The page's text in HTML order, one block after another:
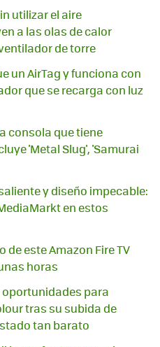
utilizar el aire
a las olas de calor
de torre
un AirTag y funciona con
que se recarga con luz
consola que tiene
'Metal Slug', 'Samurai
y diseño impecable:
en estos
este Amazon Fire TV
horas
oportunidades para
tras su subida de
tan barato